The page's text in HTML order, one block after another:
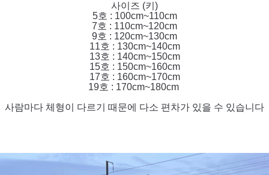
사이즈 (키)
5호 : 100cm~110cm
7호 : 110cm~120cm
9호 : 120cm~130cm
11호 : 130cm~140cm
13호 : 140cm~150cm
15호 : 150cm~160cm
17호 : 160cm~170cm
19호 : 170cm~180cm
사람마다 체형이 다르기 때문에 다소 편차가 있을 수 있습니다